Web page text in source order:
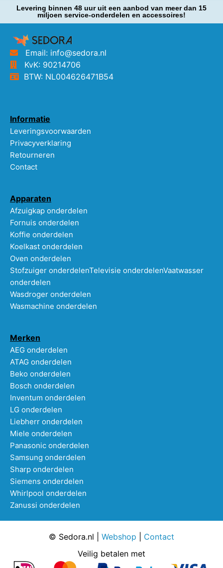
Levering binnen 48 uur uit een aanbod van meer dan 15
miljoen service-onderdelen en accessoires!
Email: info@sedora.nl
KvK: 90214706
BTW: NL004626471B54
Informatie
Leveringsvoorwaarden
Privacyverklaring
Retourneren
Contact
Apparaten
Afzuigkap onderdelen
Fornuis onderdelen
Koffie onderdelen
Koelkast onderdelen
Oven onderdelen
Stofzuiger onderdelenTelevisie onderdelenVaatwasser
onderdelen
Wasdroger onderdelen
Wasmachine onderdelen
Merken
AEG onderdelen
ATAG onderdelen
Beko onderdelen
Bosch onderdelen
Inventum onderdelen
LG onderdelen
Liebherr onderdelen
Miele onderdelen
Panasonic onderdelen
Samsung onderdelen
Sharp onderdelen
Siemens onderdelen
Whirlpool onderdelen
Zanussi onderdelen
© Sedora.nl | Webshop
Contact
Veilig betalen met